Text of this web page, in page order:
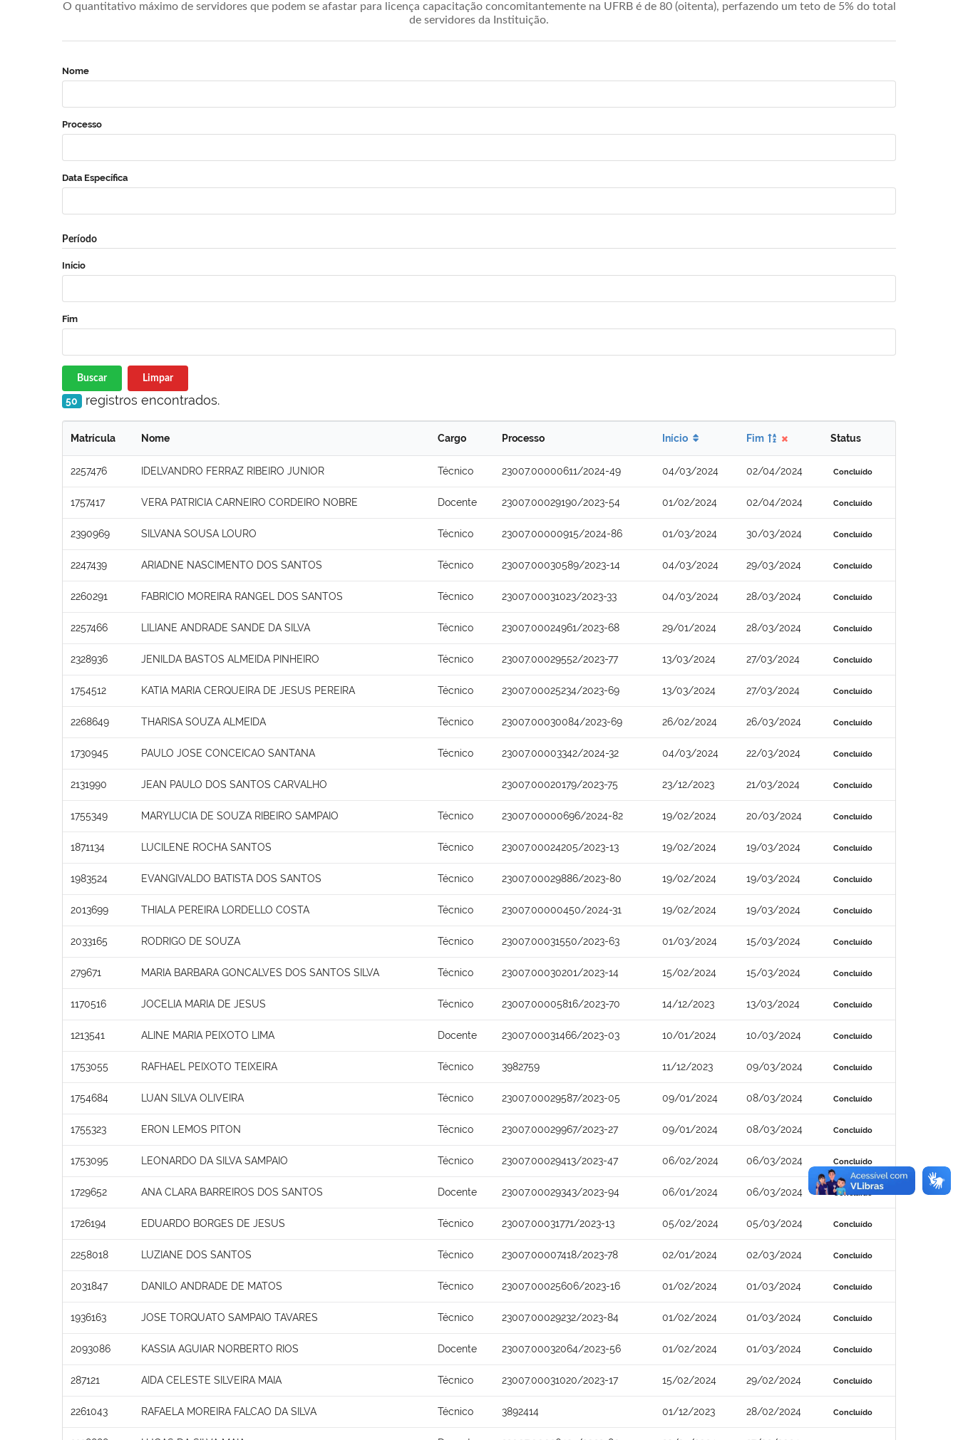
O quantitativo máximo de servidores que podem se afastar para licença capacitação concomitantemente na UFRB é de 80 (oitenta), perfazendo um teto de 5% do total
de servidores da Instituição.
Nome
Processo
Data Específica
Período
Início
Fim
Buscar Limpar
50 registros encontrados.
Matrícula Nome Cargo Processo Início Fim Status
2257476 IDELVANDRO FERRAZ RIBEIRO JUNIOR Técnico 23007.00000611/2024-49 04/03/2024 02/04/2024 Concluído
1757417 VERA PATRICIA CARNEIRO CORDEIRO NOBRE Docente 23007.00029190/2023-54 01/02/2024 02/04/2024 Concluído
2390969 SILVANA SOUSA LOURO Técnico 23007.00000915/2024-86 01/03/2024 30/03/2024 Concluído
2247439 ARIADNE NASCIMENTO DOS SANTOS Técnico 23007.00030589/2023-14 04/03/2024 29/03/2024 Concluído
2260291 FABRICIO MOREIRA RANGEL DOS SANTOS Técnico 23007.00031023/2023-33 04/03/2024 28/03/2024 Concluído
2257466 LILIANE ANDRADE SANDE DA SILVA Técnico 23007.00024961/2023-68 29/01/2024 28/03/2024 Concluído
2328936 JENILDA BASTOS ALMEIDA PINHEIRO Técnico 23007.00029552/2023-77 13/03/2024 27/03/2024 Concluído
1754512 KATIA MARIA CERQUEIRA DE JESUS PEREIRA Técnico 23007.00025234/2023-69 13/03/2024 27/03/2024 Concluído
2268649 THARISA SOUZA ALMEIDA Técnico 23007.00030084/2023-69 26/02/2024 26/03/2024 Concluído
1730945 PAULO JOSE CONCEICAO SANTANA Técnico 23007.00003342/2024-32 04/03/2024 22/03/2024 Concluído
2131990 JEAN PAULO DOS SANTOS CARVALHO 23007.00020179/2023-75 23/12/2023 21/03/2024 Concluído
1755349 MARYLUCIA DE SOUZA RIBEIRO SAMPAIO Técnico 23007.00000696/2024-82 19/02/2024 20/03/2024 Concluído
1871134 LUCILENE ROCHA SANTOS Técnico 23007.00024205/2023-13 19/02/2024 19/03/2024 Concluído
1983524 EVANGIVALDO BATISTA DOS SANTOS Técnico 23007.00029886/2023-80 19/02/2024 19/03/2024 Concluído
2013699 THIALA PEREIRA LORDELLO COSTA Técnico 23007.00000450/2024-31 19/02/2024 19/03/2024 Concluído
2033165 RODRIGO DE SOUZA Técnico 23007.00031550/2023-63 01/03/2024 15/03/2024 Concluído
279671 MARIA BARBARA GONCALVES DOS SANTOS SILVA Técnico 23007.00030201/2023-14 15/02/2024 15/03/2024 Concluído
1170516 JOCELIA MARIA DE JESUS Técnico 23007.00005816/2023-70 14/12/2023 13/03/2024 Concluído
1213541 ALINE MARIA PEIXOTO LIMA Docente 23007.00031466/2023-03 10/01/2024 10/03/2024 Concluído
1753055 RAFHAEL PEIXOTO TEIXEIRA Técnico 3982759 11/12/2023 09/03/2024 Concluído
1754684 LUAN SILVA OLIVEIRA Técnico 23007.00029587/2023-05 09/01/2024 08/03/2024 Concluído
1755323 ERON LEMOS PITON Técnico 23007.00029967/2023-27 09/01/2024 08/03/2024 Concluído
1753095 LEONARDO DA SILVA SAMPAIO Técnico 23007.00029413/2023-47 06/02/2024 06/03/2024 Concluído
1729652 ANA CLARA BARREIROS DOS SANTOS Docente 23007.00029343/2023-94 06/01/2024 06/03/2024 Concluído
1726194 EDUARDO BORGES DE JESUS Técnico 23007.00031771/2023-13 05/02/2024 05/03/2024 Concluído
2258018 LUZIANE DOS SANTOS Técnico 23007.00007418/2023-78 02/01/2024 02/03/2024 Concluído
2031847 DANILO ANDRADE DE MATOS Técnico 23007.00025606/2023-16 01/02/2024 01/03/2024 Concluído
1936163 JOSE TORQUATO SAMPAIO TAVARES Técnico 23007.00029232/2023-84 01/02/2024 01/03/2024 Concluído
2093086 KASSIA AGUIAR NORBERTO RIOS Docente 23007.00032064/2023-56 01/02/2024 01/03/2024 Concluído
287121 AIDA CELESTE SILVEIRA MAIA Técnico 23007.00031020/2023-17 15/02/2024 29/02/2024 Concluído
2261043 RAFAELA MOREIRA FALCAO DA SILVA Técnico 3892414 01/12/2023 28/02/2024 Concluído